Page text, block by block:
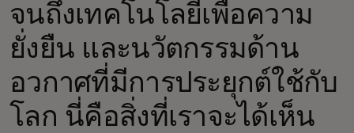
จนถึงเทคโนโลยีเพื่อความ
ยั่งยืน และนวัตกรรมด้าน
อวกาศที่มีการประยุกต์ใช้กับ
โลก นี่คือสิ่งที่เราจะได้เห็น